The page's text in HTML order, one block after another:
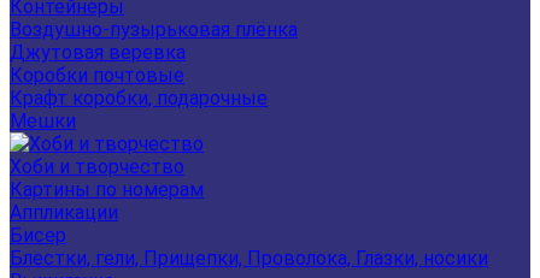
Контейнеры
Воздушно-пузырьковая плёнка
Джутовая веревка
Коробки почтовые
Крафт коробки, подарочные
Мешки
Хоби и творчество
Картины по номерам
Аппликации
Бисер
Блестки, гели, Прищепки, Проволока, Глазки, носики